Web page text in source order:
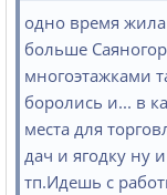
одно время жила
больше
многоэтажками
боролись и... в
места для
дач и ягодку ну
тп.Идешь с